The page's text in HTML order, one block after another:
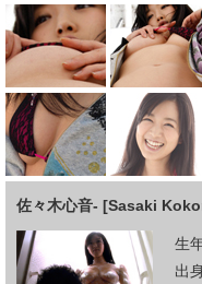
佐々木心音- [Sasaki
生
出